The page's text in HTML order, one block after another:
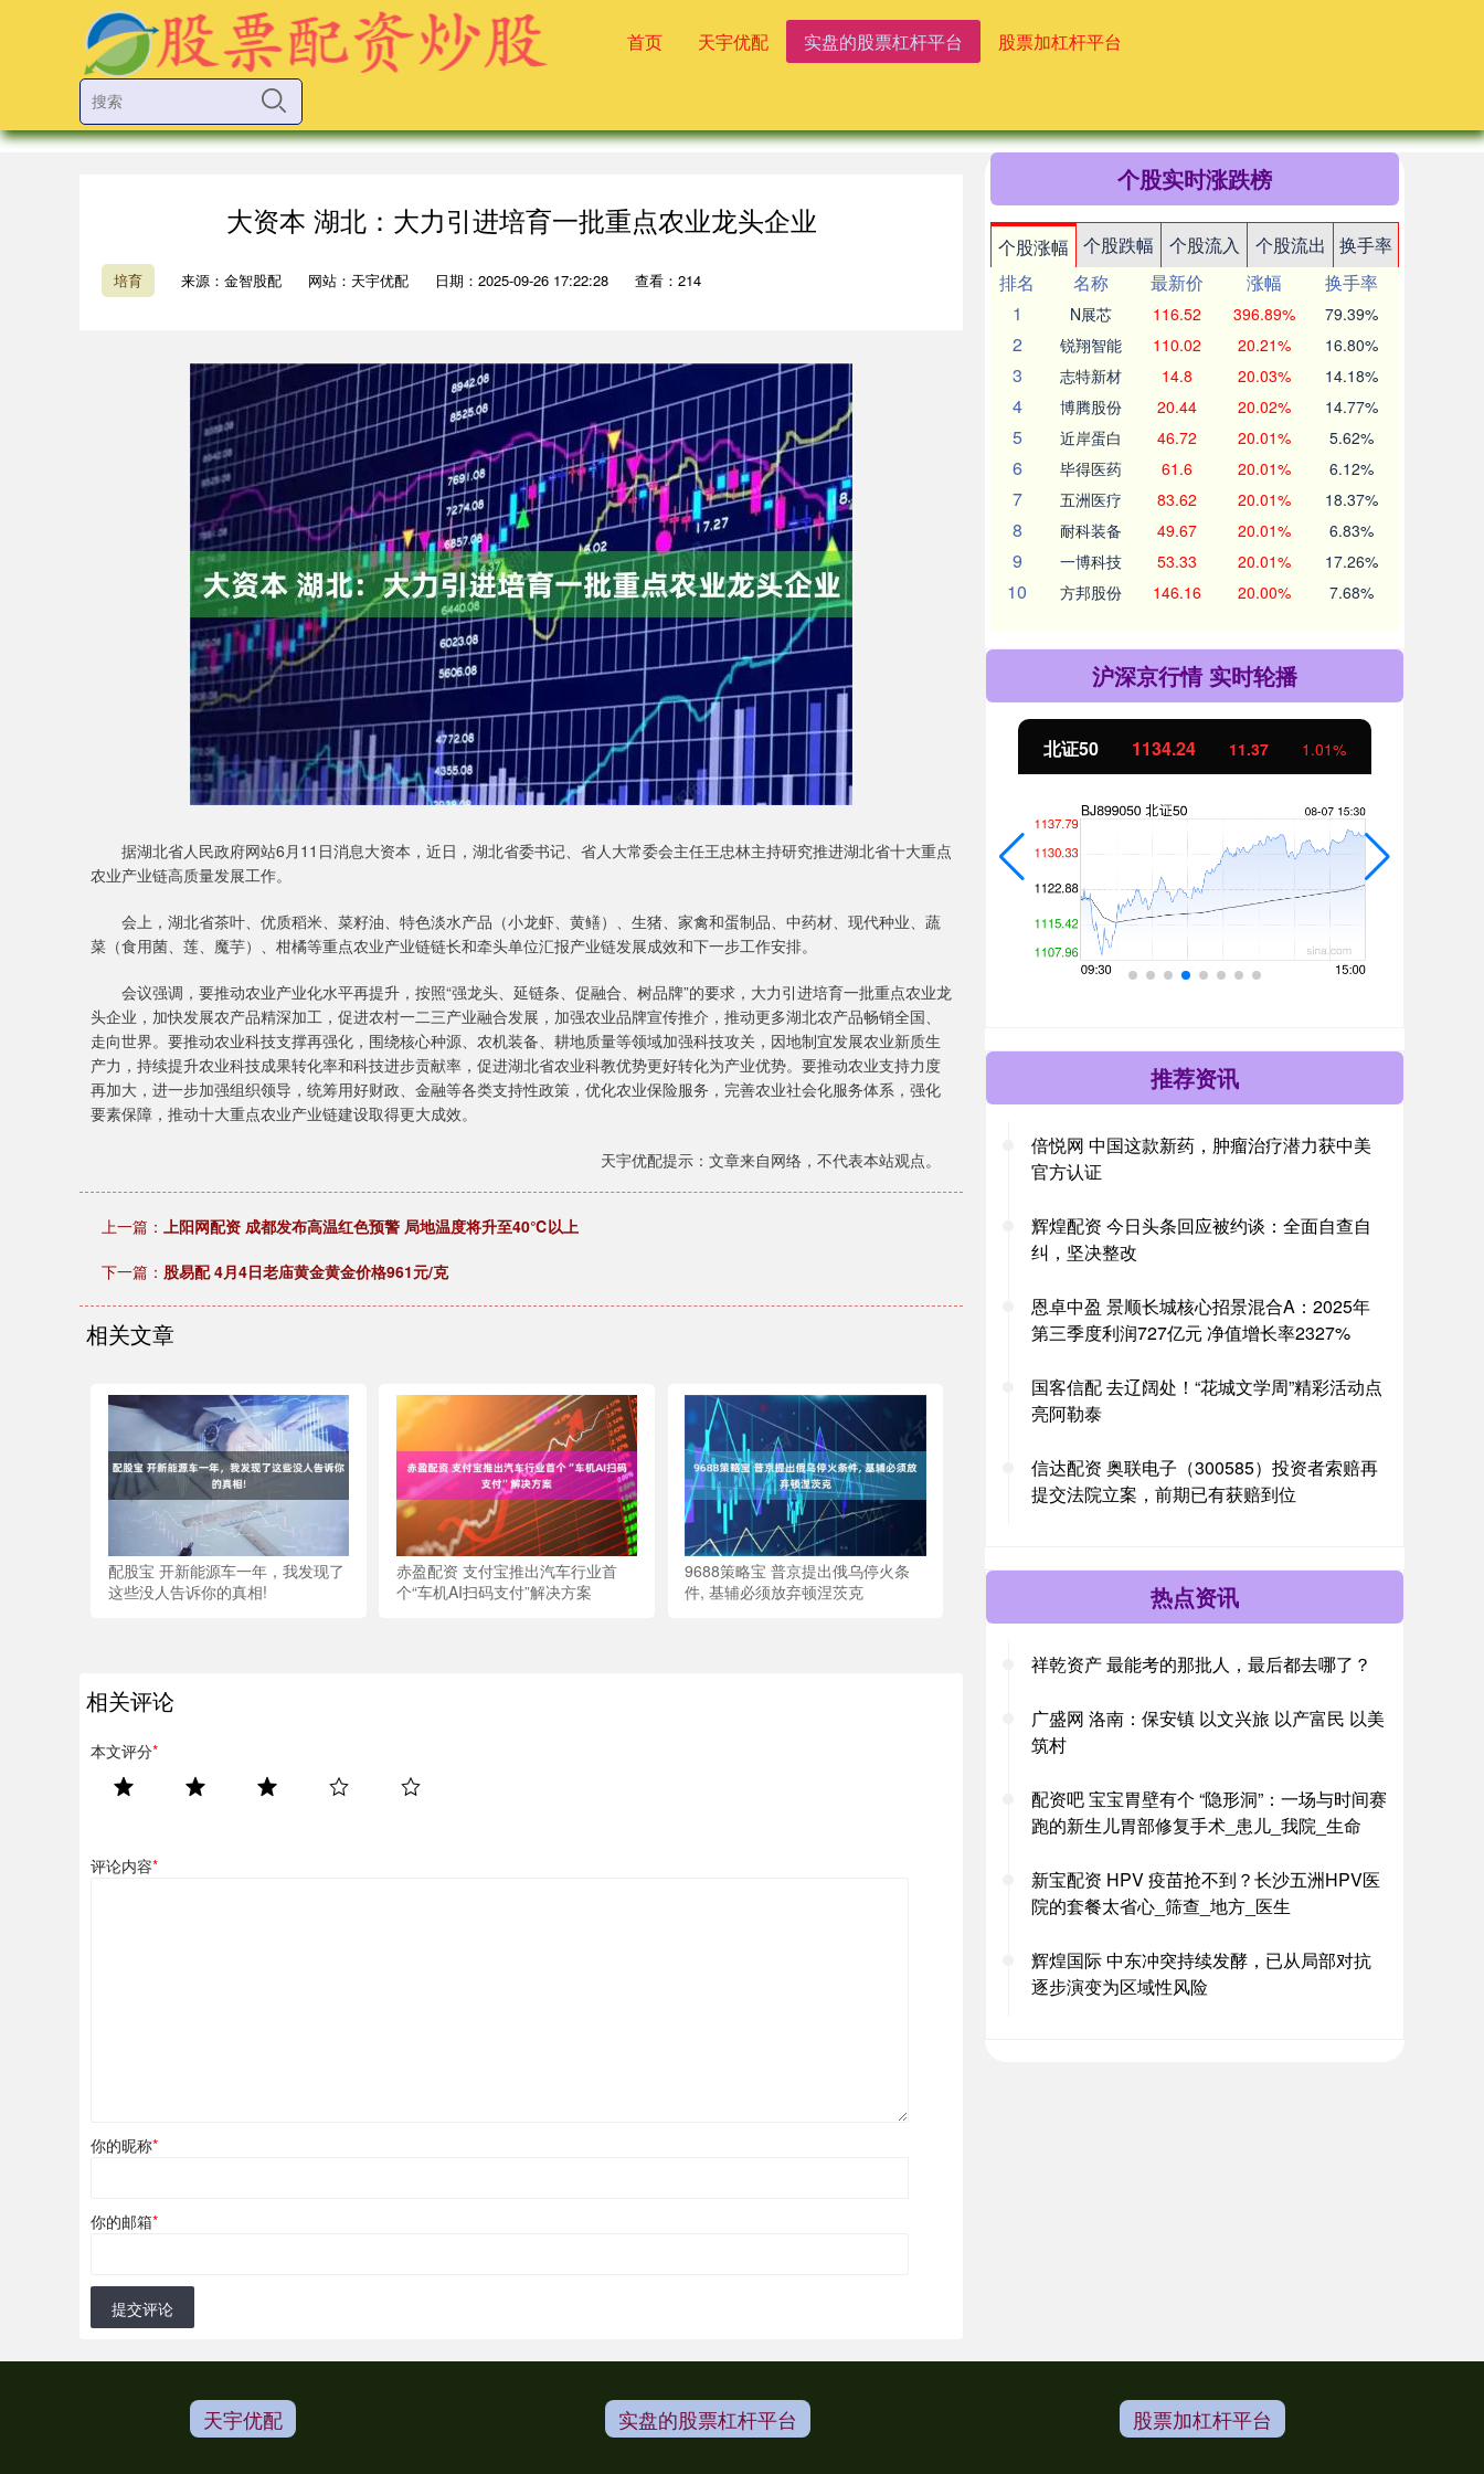
首页 天宇优配 实盘的股票杠杆平台 股票加杠杆平台
大资本 湖北：大力引进培育一批重点农业龙头企业
培育 来源：金智股配 网站：天宇优配 日期：2025-09-26 17:22:28 查看：214
据湖北省人民政府网站6月11日消息大资本，近日，湖北省委书记、省人大常委会主任王忠林主持研究推进湖北省十大重点
农业产业链高质量发展工作。
会上，湖北省茶叶、优质稻米、菜籽油、特色淡水产品（小龙虾、黄鳝）、生猪、家禽和蛋制品、中药材、现代种业、蔬
菜（食用菌、莲、魔芋）、柑橘等重点农业产业链链长和牵头单位汇报产业链发展成效和下一步工作安排。
会议强调，要推动农业产业化水平再提升，按照“强龙头、延链条、促融合、树品牌”的要求，大力引进培育一批重点农业龙
头企业，加快发展农产品精深加工，促进农村一二三产业融合发展，加强农业品牌宣传推介，推动更多湖北农产品畅销全国、
走向世界。要推动农业科技支撑再强化，围绕核心种源、农机装备、耕地质量等领域加强科技攻关，因地制宜发展农业新质生
产力，持续提升农业科技成果转化率和科技进步贡献率，促进湖北省农业科教优势更好转化为产业优势。要推动农业支持力度
再加大，进一步加强组织领导，统筹用好财政、金融等各类支持性政策，优化农业保险服务，完善农业社会化服务体系，强化
要素保障，推动十大重点农业产业链建设取得更大成效。
天宇优配提示：文章来自网络，不代表本站观点。
上一篇： 上阳网配资 成都发布高温红色预警 局地温度将升至40℃以上
下一篇： 股易配 4月4日老庙黄金黄金价格961元/克
相关文章
配股宝 开新能源车一年，我发现了
这些没人告诉你的真相!
赤盈配资 支付宝推出汽车行业首
个“车机AI扫码支付”解决方案
9688策略宝 普京提出俄乌停火条
件, 基辅必须放弃顿涅茨克
相关评论
本文评分*
评论内容*
你的昵称*
你的邮箱*
提交评论
个股实时涨跌榜
个股涨幅 个股跌幅 个股流入 个股流出
换手率
排名
名称 最新价 涨幅
换手率
1
N展芯 116.52 396.89% 79.39%
2 锐翔智能 110.02 20.21% 16.80%
3 志特新材 14.8 20.03% 14.18%
4 博腾股份 20.44 20.02% 14.77%
5 近岸蛋白 46.72 20.01% 5.62%
6 毕得医药 61.6 20.01% 6.12%
7 五洲医疗 83.62 20.01% 18.37%
8 耐科装备 49.67 20.01% 6.83%
9 一博科技 53.33 20.01% 17.26%
10 方邦股份 146.16 20.00% 7.68%
沪深京行情 实时轮播
深证成指 14311.01 200.89 1.42% 沪深300 4694.44 43.13 北证50 1134.24 11.37 1.01%
推荐资讯
倍悦网 中国这款新药，肿瘤治疗潜力获中美
官方认证
辉煌配资 今日头条回应被约谈：全面自查自
纠，坚决整改
恩卓中盈 景顺长城核心招景混合A：2025年
第三季度利润727亿元 净值增长率2327%
国客信配 去辽阔处！“花城文学周”精彩活动点
亮阿勒泰
信达配资 奥联电子（300585）投资者索赔再
提交法院立案，前期已有获赔到位
热点资讯
祥乾资产 最能考的那批人，最后都去哪了？
广盛网 洛南：保安镇 以文兴旅 以产富民 以美
筑村
配资吧 宝宝胃壁有个 “隐形洞”：一场与时间赛
跑的新生儿胃部修复手术_患儿_我院_生命
新宝配资 HPV 疫苗抢不到？长沙五洲HPV医
院的套餐太省心_筛查_地方_医生
辉煌国际 中东冲突持续发酵，已从局部对抗
逐步演变为区域性风险
天宇优配 实盘的股票杠杆平台 股票加杠杆平台